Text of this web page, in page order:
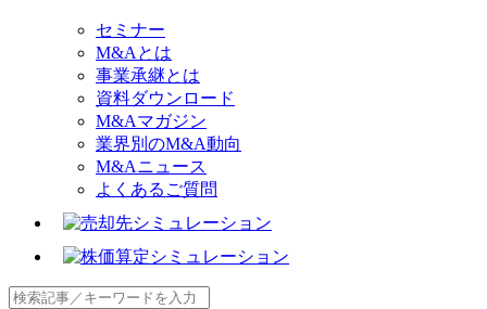
セミナー
M&Aとは
事業承継とは
資料ダウンロード
M&Aマガジン
業界別のM&A動向
M&Aニュース
よくあるご質問